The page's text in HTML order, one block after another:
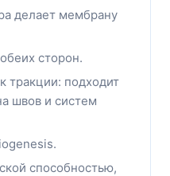
делает мембрану
сторон.
тракции: подходит
швов и систем
способностью,